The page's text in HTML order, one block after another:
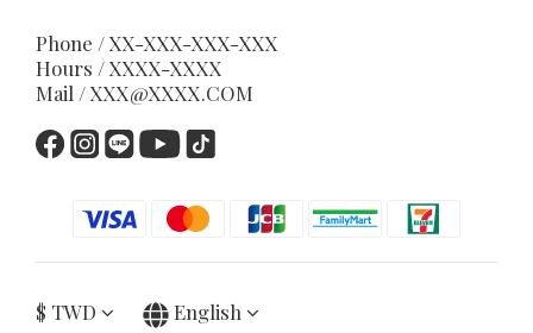
Phone / XX-XXX-XXX-XXX
Hours / XXXX-XXXX
Mail / XXX@XXXX.COM
$ TWD English